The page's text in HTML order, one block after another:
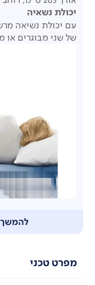
להמשך
יכולת נשאיה
של שני מבוגרים
מפרט טכני